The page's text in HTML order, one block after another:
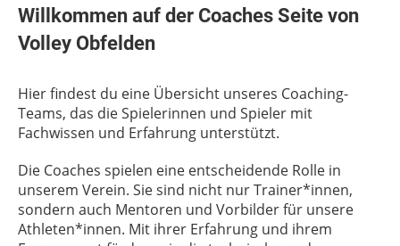
Willkommen auf der Coaches Seite von
Volley Obfelden
Hier findest du eine Übersicht unseres Coaching-
Teams, das die Spielerinnen und Spieler mit
Fachwissen und Erfahrung unterstützt.
Die Coaches spielen eine entscheidende Rolle in
unserem Verein. Sie sind nicht nur Trainer*innen,
sondern auch Mentoren und Vorbilder für unsere
Athleten*innen. Mit ihrer Erfahrung und ihrem